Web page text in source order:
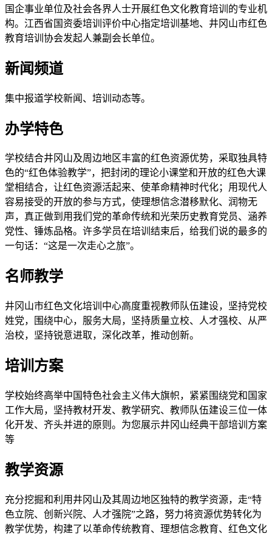
国企事业单位及社会各界人士开展红色文化教育培训的专业机
构。江西省国资委培训评价中心指定培训基地、井冈山市红色
教育培训协会发起人兼副会长单位。
新闻频道
集中报道学校新闻、培训动态等。
办学特色
学校结合井冈山及周边地区丰富的红色资源优势，采取独具特
色的“红色体验教学”，把封闭的理论小课堂和开放的红色大课
堂相结合，让红色资源活起来、使革命精神时代化；用现代人
容易接受的开放的参与方式，使理想信念潜移默化、润物无
声，真正做到用我们党的革命传统和光荣历史教育党员、涵养
党性、锤炼品格。许多学员在培训结束后，给我们说的最多的
一句话：“这是一次走心之旅”。
名师教学
井冈山市红色文化培训中心高度重视教师队伍建设，坚持党校
姓党，围绕中心，服务大局，坚持质量立校、人才强校、从严
治校，坚持锐意进取，深化改革，推动创新。
培训方案
学校始终高举中国特色社会主义伟大旗帜，紧紧围绕党和国家
工作大局，坚持教材开发、教学研究、教师队伍建设三位一体
化开发、齐头并进的原则。为您展示井冈山经典干部培训方案
等
教学资源
充分挖掘和利用井冈山及其周边地区独特的教学资源，走“特
色立院、创新兴院、人才强院”之路，努力将资源优势转化为
教学优势，构建了以革命传统教育、理想信念教育、红色文化